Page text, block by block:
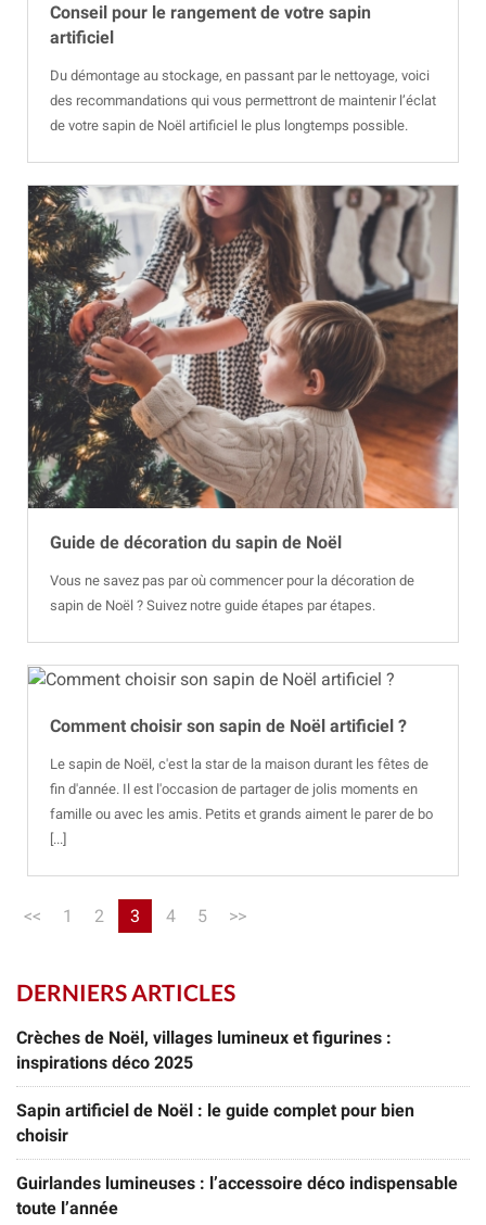
DERNIERS ARTICLES
Crèches de Noël, villages lumineux et figurines :
inspirations déco 2025
Sapin artificiel de Noël : le guide complet pour bien
choisir
Guirlandes lumineuses : l’accessoire déco indispensable
toute l’année
Conseil pour le rangement de votre sapin
artificiel
Du démontage au stockage, en passant par le nettoyage, voici
des recommandations qui vous permettront de maintenir l’éclat
de votre sapin de Noël artificiel le plus longtemps possible.
Guide de décoration du sapin de Noël
Vous ne savez pas par où commencer pour la décoration de
sapin de Noël ? Suivez notre guide étapes par étapes.
Comment choisir son sapin de Noël artificiel ?
Le sapin de Noël, c'est la star de la maison durant les fêtes de
fin d'année. Il est l'occasion de partager de jolis moments en
famille ou avec les amis. Petits et grands aiment le parer de bo
[...]
<< 1 2 3 4 5 >>